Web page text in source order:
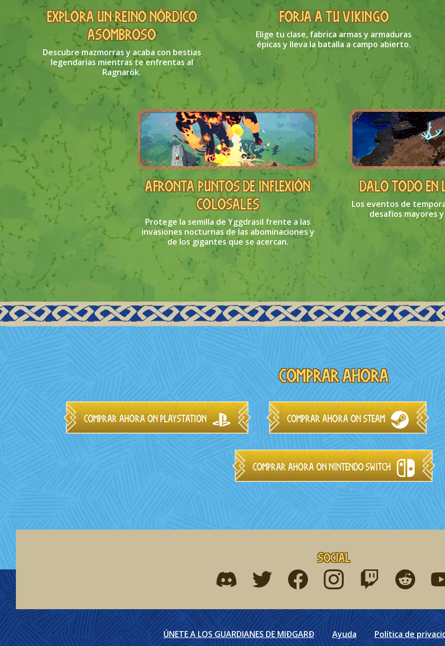
Explora un reino nórdico
asombroso
Descubre mazmorras y acaba con bestias
legendarias mientras te enfrentas al
Ragnarök.
FORJA A TU VIKINGO
Elige tu clase, fabrica armas y armaduras
épicas y lleva la batalla a campo abierto.
Afronta puntos de inflexión
colosales
Protege la semilla de Yggdrasil frente a las
invasiones nocturnas de las abominaciones y
de los gigantes que se acercan.
Dalo todo en
Los eventos de
desafíos mayores
Comprar ahora
Comprar ahora on PlayStation Comprar ahora on Steam
Comprar ahora on Nintendo Switch
Social
Find me on discordFind me on twitterFind me on facebook
Find me on instagram
Find me on twitch
Find me on
ÚNETE A LOS GUARDIANES DE MIÐGARÐ Ayuda Política de